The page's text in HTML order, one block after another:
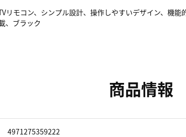
リモコン、シンプル設計、操作しやすいデザイン、機
、ブラック
商品情報
4971275359222